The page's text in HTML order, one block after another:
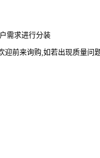
需求进行分装
迎前来询购,如若出现质量问